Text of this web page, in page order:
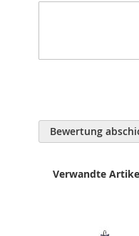
Bewertung
Verwandte